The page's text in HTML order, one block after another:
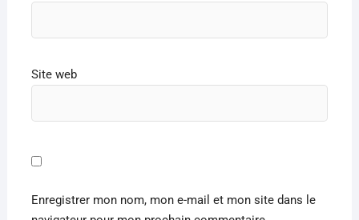
Site web
Enregistrer mon nom, mon e-mail et mon site dans le